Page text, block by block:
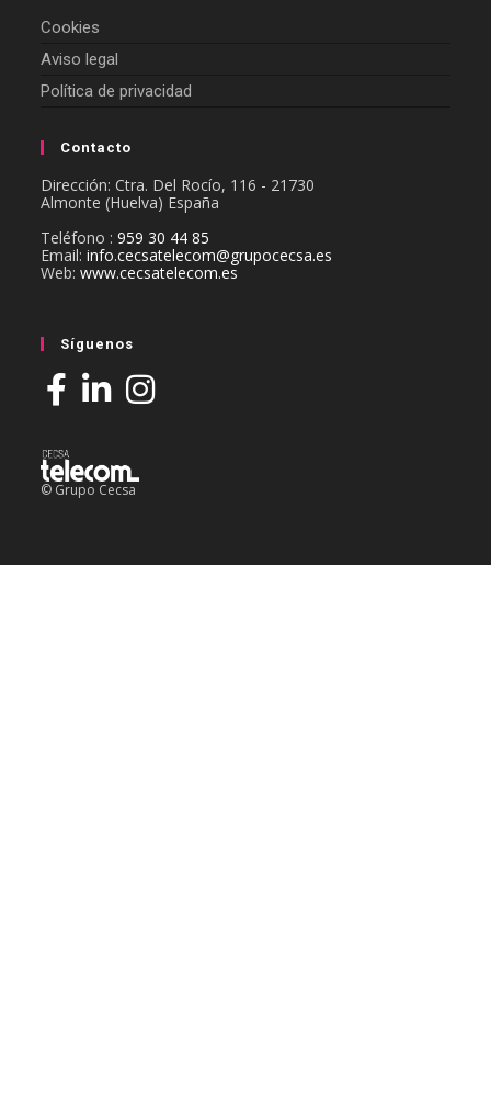
Cookies
Aviso legal
Política de privacidad
Contacto
Dirección: Ctra. Del Rocío, 116 - 21730
Almonte (Huelva) España
Teléfono :959 30 44 85
Email:info.cecsatelecom@grupocecsa.es
Web:www.cecsatelecom.es
Síguenos
© Grupo Cecsa